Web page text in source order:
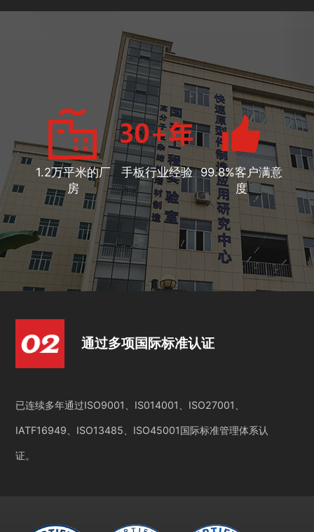
1.2万平米的厂
房
手板行业经验 99.8%客户满意
度
通过多项国际标准认证
已连续多年通过ISO9001、IS014001、ISO27001、
IATF16949、ISO13485、ISO45001国际标准管理体系认
证。